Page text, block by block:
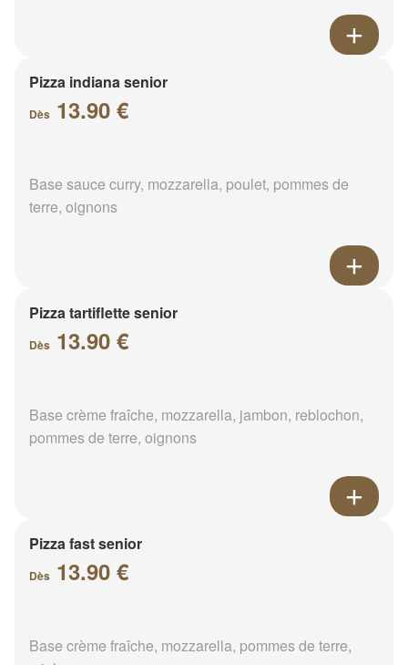
Pizza indiana senior
Dès 13.90 €
Base sauce curry, mozzarella, poulet, pommes de
terre, oignons
Pizza tartiflette senior
Dès 13.90 €
Base crème fraîche, mozzarella, jambon, reblochon,
pommes de terre, oignons
Pizza fast senior
Dès 13.90 €
Base crème fraîche, mozzarella, pommes de terre,